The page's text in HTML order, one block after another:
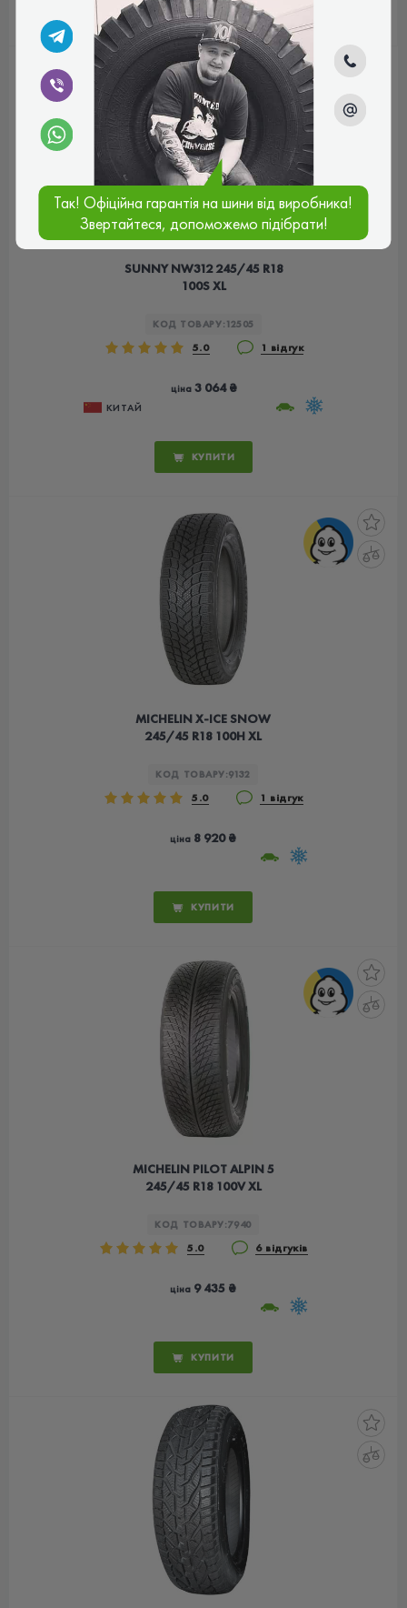
КУПИТИ
SUNNY NW312 245/45 R18
100S XL
КОД ТОВАРУ: 12505
5.0 1 відгук
ціна3 064 ₴
КИТАЙ
КУПИТИ
MICHELIN X-ICE SNOW
245/45 R18 100H XL
КОД ТОВАРУ:9132
5.0 1 відгук
ціна 8 920 ₴
КУПИТИ
MICHELIN PILOT ALPIN 5
245/45 R18 100V XL
КОД ТОВАРУ:7940
5.0 6 відгуків
ціна 9 435 ₴
КУПИТИ
Так! Офіційна гарантія на шини від виробника!
Звертайтеся, допоможемо підібрати!